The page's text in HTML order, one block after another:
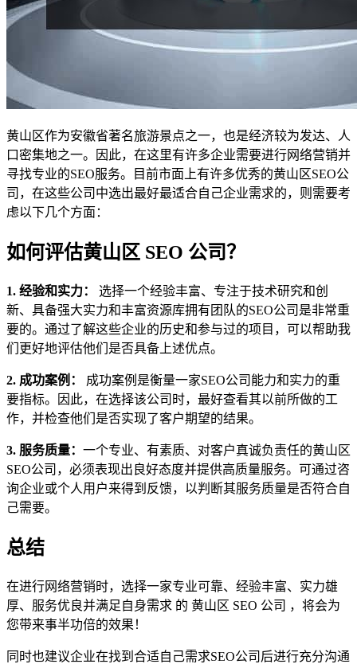
黄山区作为安徽省著名旅游景点之一，也是经济较为发达、人
口密集地之一。因此，在这里有许多企业需要进行网络营销并
寻找专业的SEO服务。目前市面上有许多优秀的黄山区SEO公
司，在这些公司中选出最好最适合自己企业需求的，则需要考
虑以下几个方面：
如何评估黄山区 SEO 公司？
1. 经验和实力： 选择一个经验丰富、专注于技术研究和创
新、具备强大实力和丰富资源库拥有团队的SEO公司是非常重
要的。通过了解这些企业的历史和参与过的项目，可以帮助我
们更好地评估他们是否具备上述优点。
2. 成功案例： 成功案例是衡量一家SEO公司能力和实力的重
要指标。因此，在选择该公司时，最好查看其以前所做的工
作，并检查他们是否实现了客户期望的结果。
3. 服务质量： 一个专业、有素质、对客户真诚负责任的黄山区
SEO公司，必须表现出良好态度并提供高质量服务。可通过咨
询企业或个人用户来得到反馈，以判断其服务质量是否符合自
己需要。
总结
在进行网络营销时，选择一家专业可靠、经验丰富、实力雄
厚、服务优良并满足自身需求 的 黄山区 SEO 公司 ，将会为
您带来事半功倍的效果！
同时也建议企业在找到合适自己需求SEO公司后进行充分沟通